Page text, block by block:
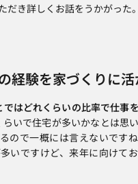
だき詳しくお話をうかがった。
経験を家づくりに
ではどれくらいの比率で仕事
らいで住宅が多いかなとは思
ので一概には言えないです
いですけど、来年に向けて